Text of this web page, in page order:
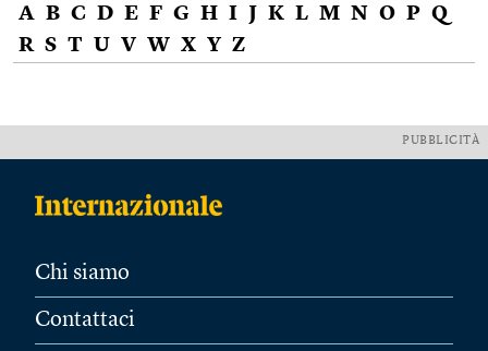
A B C D E F G H I J K L M N O P Q
R S T U V W X Y Z
PUBBLICITÀ
Chi siamo
Contattaci